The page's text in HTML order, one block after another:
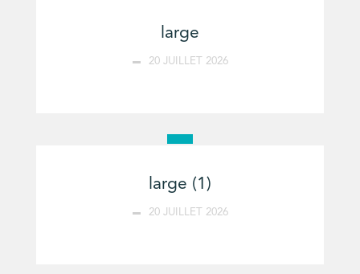
large
20 JUILLET 2026
large (1)
20 JUILLET 2026